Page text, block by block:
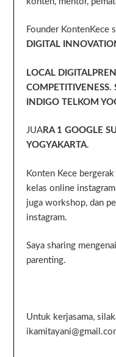
Founder KontenKece
DIGITAL
LOCAL
COMPETITIVENESS.
INDIGO TELKOM
JUA RA 1 GOOGLE
YOGYAKARTA.
Konten Kece
kelas online
juga workshop, dan
instagram.
Saya sharing
parenting.
Untuk kerjasama,